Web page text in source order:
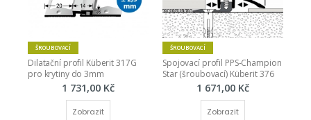
ŠROUBOVACÍ
Dilatační profil Küberit 317G
pro krytiny do 3mm
1 731,00 Kč
Zobrazit
ŠROUBOVACÍ
Spojovací profil PPS-Champion
Star (šroubovací) Küberit 376
1 671,00 Kč
Zobrazit